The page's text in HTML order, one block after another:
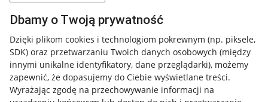
Dbamy o Twoją prywatność
Dzięki plikom cookies i technologiom pokrewnym (np. piksele,
SDK) oraz przetwarzaniu Twoich danych osobowych (między
innymi unikalne identyfikatory, dane przeglądarki), możemy
zapewnić, że dopasujemy do Ciebie wyświetlane treści.
Wyrażając zgodę na przechowywanie informacji na